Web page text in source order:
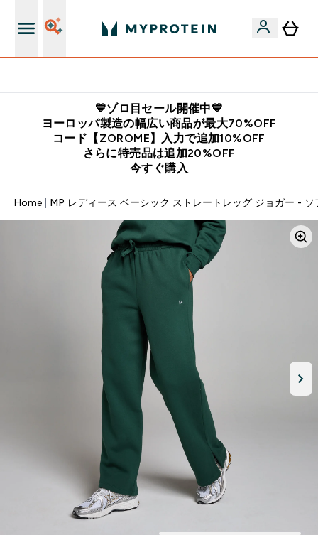
💙ゾロ目セール開催中💙
ヨーロッパ製造の幅広い商品が最大70%OFF
コード【ZOROME】入力で追加10%OFF
さらに特売品は追加20%OFF
今すぐ購入
Home MP レディース ベーシック ストレートレッグ ジョガー - ソ